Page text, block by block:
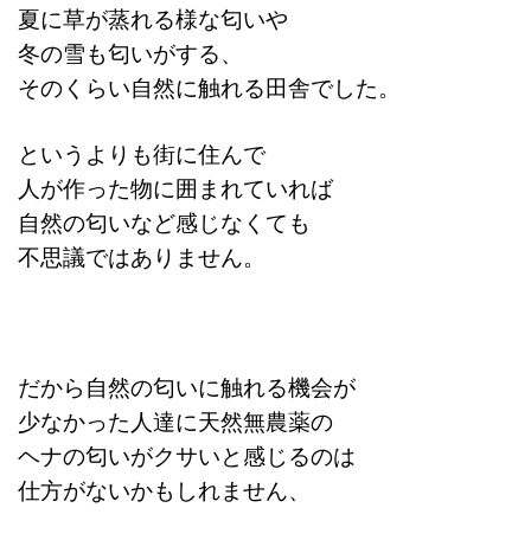
夏に草が蒸れる様な匂いや
冬の雪も匂いがする、
そのくらい自然に触れる田舎でした。
というよりも街に住んで
人が作った物に囲まれていれば
自然の匂いなど感じなくても
不思議ではありません。
だから自然の匂いに触れる機会が
少なかった人達に天然無農薬の
ヘナの匂いがクサいと感じるのは
仕方がないかもしれません、